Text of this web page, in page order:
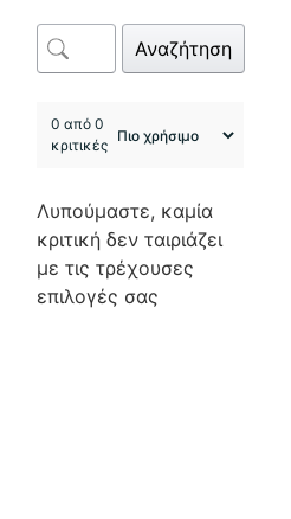
Αναζήτηση
0 από 0
κριτικές
Λυπούμαστε, καμία
κριτική δεν ταιριάζει
με τις τρέχουσες
επιλογές σας